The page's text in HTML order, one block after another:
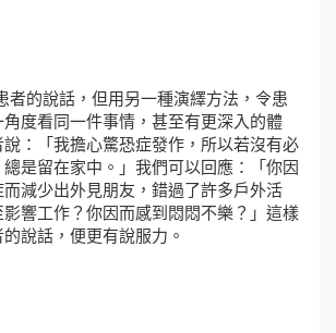
的說話，但用另一種演繹方法，令患
度看同一件事情，甚至有更深入的體
：「我擔心驚恐症發作，所以若沒有必
是留在家中。」我們可以回應：「你因
減少出外見朋友，錯過了許多戶外活
響工作？你因而感到悶悶不樂？」這樣
說話，便更有說服力。